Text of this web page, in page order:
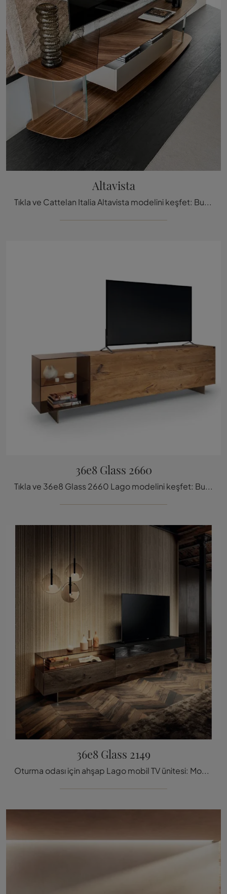
Altavista
Tıkla ve Cattelan Italia Altavista modelini keşfet: Bu ahşap televizyon ünitesi, oturma odası için en güzel çözümlerden
36e8 Glass 2660
Tıkla ve 36e8 Glass 2660 Lago modelini keşfet: Bu ahşap TV ünitesi oturma odası için en güzel çözüml
36e8 Glass 2149
Oturma odası için ahşap Lago mobil TV ünitesi: Modern alanlar için tasarlanmış 36e8 Glass 2149 modeli hakkında bilgi almak